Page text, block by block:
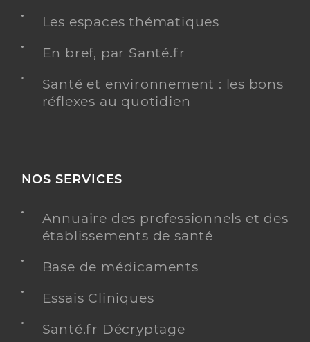
Les espaces thématiques
En bref, par Santé.fr
Santé et environnement : les bons
réflexes au quotidien
NOS SERVICES
Annuaire des professionnels et des
établissements de santé
Base de médicaments
Essais Cliniques
Santé.fr Décryptage